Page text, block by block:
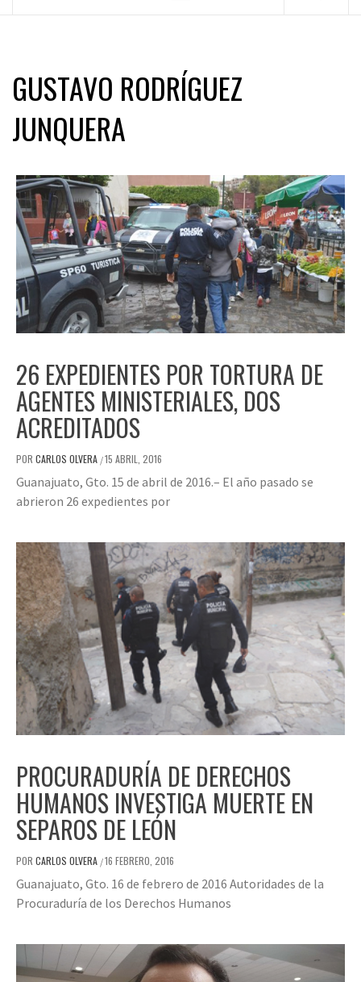
GUSTAVO RODRÍGUEZ
JUNQUERA
26 EXPEDIENTES POR TORTURA DE
AGENTES MINISTERIALES, DOS
ACREDITADOS
POR CARLOS OLVERA /15 ABRIL, 2016
Guanajuato, Gto. 15 de abril de 2016.– El año pasado se
abrieron 26 expedientes por
PROCURADURÍA DE DERECHOS
HUMANOS INVESTIGA MUERTE EN
SEPAROS DE LEÓN
POR CARLOS OLVERA /16 FEBRERO, 2016
Guanajuato, Gto. 16 de febrero de 2016 Autoridades de la
Procuraduría de los Derechos Humanos